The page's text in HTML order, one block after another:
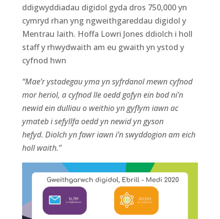
ddigwyddiadau digidol gyda dros 750,000 yn
cymryd rhan yng ngweithgareddau digidol y
Mentrau Iaith. Hoffa Lowri Jones ddiolch i holl
staff y rhwydwaith am eu gwaith yn ystod y
cyfnod hwn
“Mae’r ystadegau yma yn syfrdanol mewn cyfnod
mor heriol, a cyfnod lle oedd gofyn ein bod ni’n
newid ein dulliau o weithio yn gyflym iawn ac
ymateb i sefyllfa oedd yn newid yn gyson
hefyd. Diolch yn fawr iawn i’n swyddogion am eich
holl waith.”